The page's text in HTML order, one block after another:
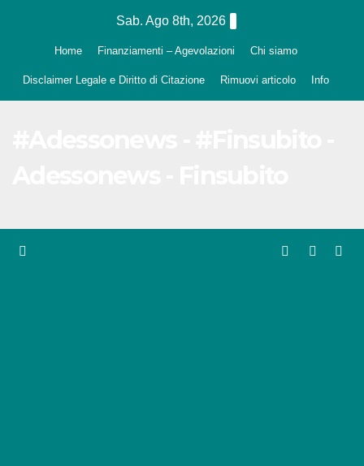
Sab. Ago 8th, 2026
Home Finanziamenti – Agevolazioni Chi siamo
Disclaimer Legale e Diritto di Citazione Rimuovi articolo Info